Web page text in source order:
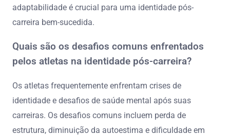
adaptabilidade é crucial para uma identidade pós-
carreira bem-sucedida.
Quais são os desafios comuns enfrentados
pelos atletas na identidade pós-carreira?
Os atletas frequentemente enfrentam crises de
identidade e desafios de saúde mental após suas
carreiras. Os desafios comuns incluem perda de
estrutura, diminuição da autoestima e dificuldade em